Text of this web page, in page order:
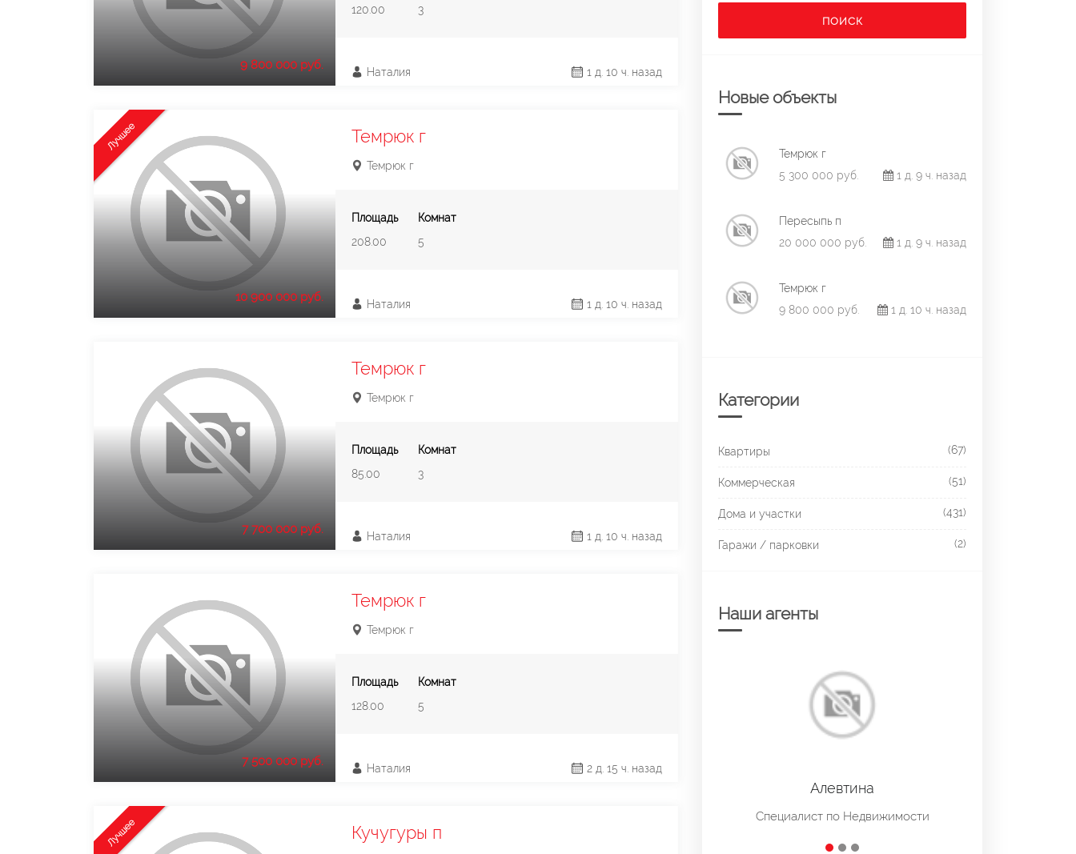
9 800 000 руб.
120.00
3
Наталия 1 д. 10 ч. назад
Лучшее
10 900 000 руб.
Темрюк г
Темрюк г
Площадь
208.00
Комнат
5
Наталия 1 д. 10 ч. назад
7 700 000 руб.
Темрюк г
Темрюк г
Площадь
85.00
Комнат
3
Наталия 1 д. 10 ч. назад
7 500 000 руб.
Темрюк г
Темрюк г
Площадь
128.00
Комнат
5
Наталия 2 д. 15 ч. назад
Лучшее Кучугуры п
ПОИСК
Новые объекты
Темрюк г
5 300 000 руб.
1 д. 9 ч. назад
Пересыпь п
20 000 000 руб.
1 д. 9 ч. назад
Темрюк г
9 800 000 руб.
1 д. 10 ч. назад
Категории
Квартиры (67)
Коммерческая (51)
Дома и участки (431)
Гаражи / парковки (2)
Наши агенты
Наталия
Специалист по Недвижимости